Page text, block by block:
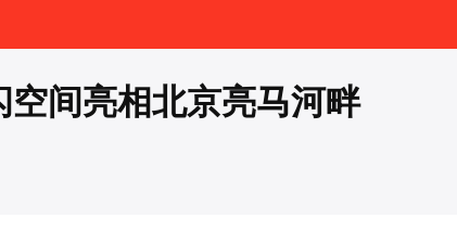
间亮相北京亮马河畔